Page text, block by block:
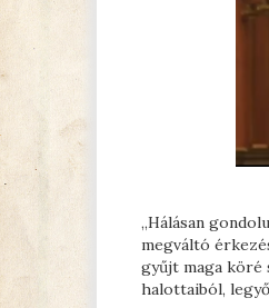
„Hálásan
megváltó
gyűjt maga köré
halottaiból,